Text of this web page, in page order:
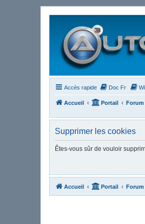
Accès rapide Doc Fr
Accueil Portail Forum
Supprimer les cookies
Êtes-vous sûr de vouloir
Accueil Portail Forum